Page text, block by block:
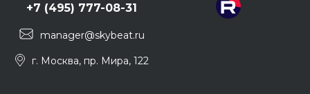
+7 (495) 777-08-31
manager@skybeat.ru
г. Москва, пр. Мира, 122